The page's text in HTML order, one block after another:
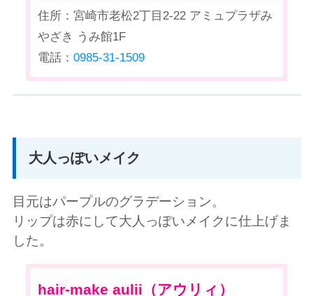
住所：宮崎市老松2丁目2-22 アミュプラザみ
やざき うみ館1F
電話：0985-31-1509
大人っぽいメイク
目元はパープルのグラデーション。
リップは赤にして大人っぽいメイクに仕上げま
した。
hair-make aulii（アウリィ）